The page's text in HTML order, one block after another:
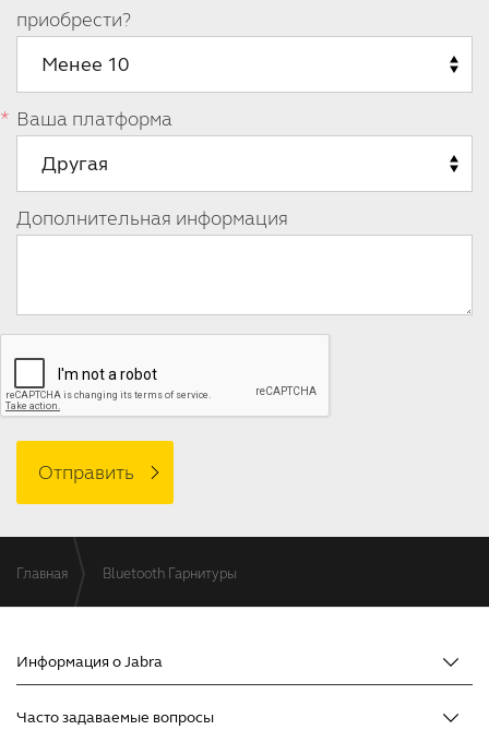
приобрести?
Ваша платформа
Дополнительная информация
Главная Bluetooth Гарнитуры
Информация о Jabra
Часто задаваемые вопросы